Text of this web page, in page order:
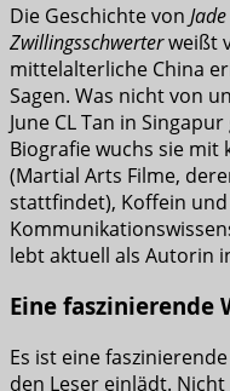
Die Geschichte von
Zwillingsschwerterweißt
mittelalterliche China
Sagen. Was nicht von
June CL Tan in
Biografie wuchs sie mit
(Martial Arts Filme,
stattfindet), Koffein
lebt aktuell als Autorin
Eine faszinierende
Es ist eine
den Leser einlädt.